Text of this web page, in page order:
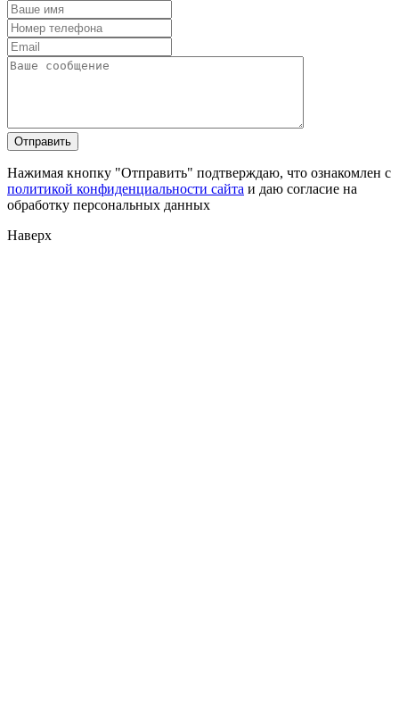
Нажимая кнопку "Отправить" подтверждаю, что ознакомлен с
политикой конфиденциальности сайта и даю согласие на
обработку персональных данных
Наверх